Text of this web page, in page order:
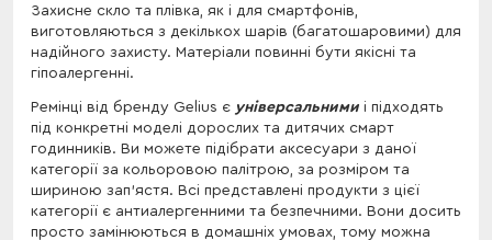
Захисне скло та плівка, як і для смартфонів,
виготовляються з декількох шарів (багатошаровими) для
надійного захисту. Матеріали повинні бути якісні та
гіпоалергенні.
Ремінці від бренду Gelius є універсальними і підходять
під конкретні моделі дорослих та дитячих смарт
годинників. Ви можете підібрати аксесуари з даної
категорії за кольоровою палітрою, за розміром та
шириною зап'ястя. Всі представлені продукти з цієї
категорії є антиалергенними та безпечними. Вони досить
просто замінюються в домашніх умовах, тому можна